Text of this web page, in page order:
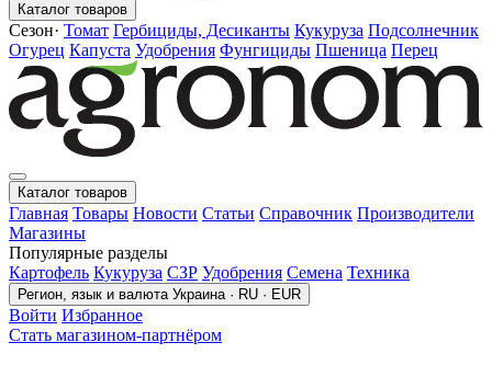
Каталог товаров
Сезон· Томат Гербициды, Десиканты Кукуруза Подсолнечник
Огурец Капуста Удобрения Фунгициды Пшеница Перец
Каталог товаров
Главная Товары Новости Статьи Справочник Производители
Магазины
Популярные разделы
Картофель Кукуруза СЗР Удобрения Семена Техника
Регион, язык и валюта Украина · RU · EUR
Войти Избранное
Стать магазином-партнёром